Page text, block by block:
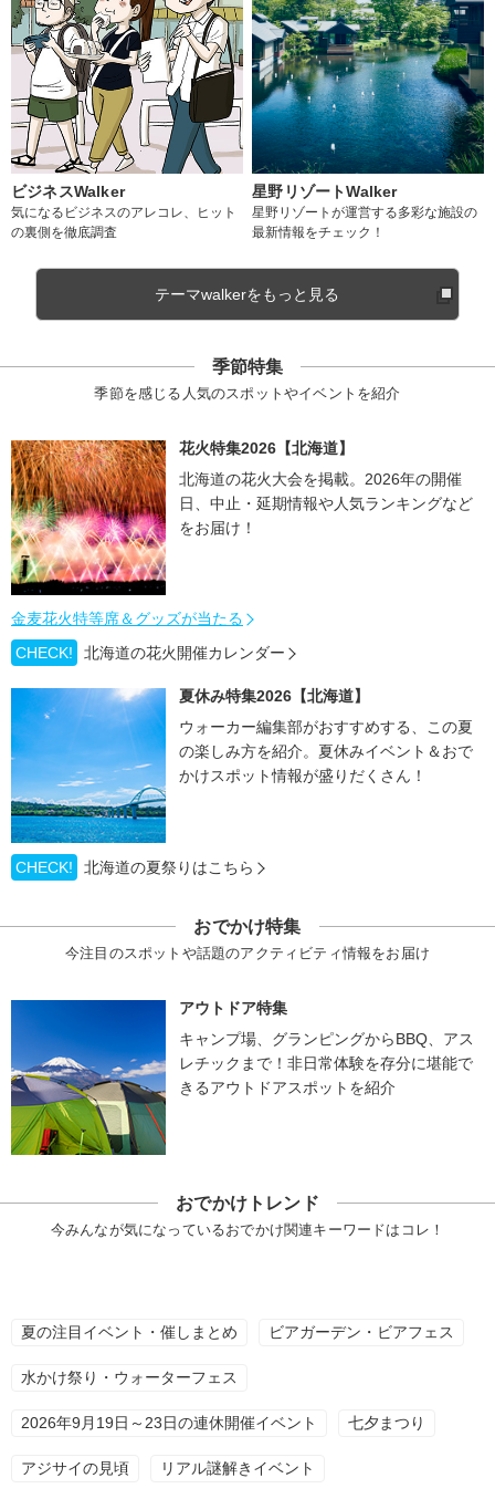
ビジネスWalker
気になるビジネスのアレコレ、ヒット
の裏側を徹底調査
星野リゾートWalker
星野リゾートが運営する多彩な施設の
最新情報をチェック！
テーマwalkerをもっと見る
季節特集
季節を感じる人気のスポットやイベントを紹介
花火特集2026【北海道】
北海道の花火大会を掲載。2026年の開催
日、中止・延期情報や人気ランキングなど
をお届け！
金麦花火特等席＆グッズが当たる
CHECK!
北海道の花火開催カレンダー
夏休み特集2026【北海道】
ウォーカー編集部がおすすめする、この夏
の楽しみ方を紹介。夏休みイベント＆おで
かけスポット情報が盛りだくさん！
CHECK! 北海道の夏祭りはこちら
おでかけ特集
今注目のスポットや話題のアクティビティ情報をお届け
アウトドア特集
キャンプ場、グランピングからBBQ、アス
レチックまで！非日常体験を存分に堪能で
きるアウトドアスポットを紹介
おでかけトレンド
今みんなが気になっているおでかけ関連キーワードはコレ！
夏の注目イベント・催しまとめ ビアガーデン・ビアフェス
水かけ祭り・ウォーターフェス
2026年9月19日～23日の連休開催イベント 七夕まつり
アジサイの見頃 リアル謎解きイベント